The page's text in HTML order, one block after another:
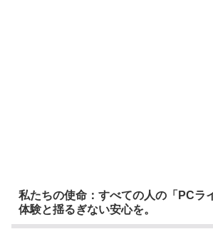
私たちの使命：すべての人の「PCラ
体験と揺るぎない安心を。